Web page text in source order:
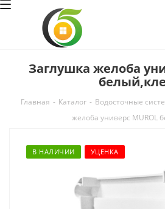
Заглушка желоба
Главная - Каталог - Водосточные
желоба универс MUROL
В НАЛИЧИИ УЦЕНКА